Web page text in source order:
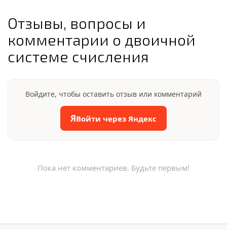
Отзывы, вопросы и
комментарии о двоичной
системе счисления
Войдите, чтобы оставить отзыв или комментарий
ЯВойти через Яндекс
Пока нет комментариев. Будьте первым!